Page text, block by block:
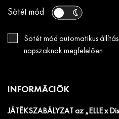
Sötét mód
Sötét mód automatikus
napszaknak megfelelően
INFORMÁCIÓK
JÁTÉKSZABÁLYZAT az „ELLE x